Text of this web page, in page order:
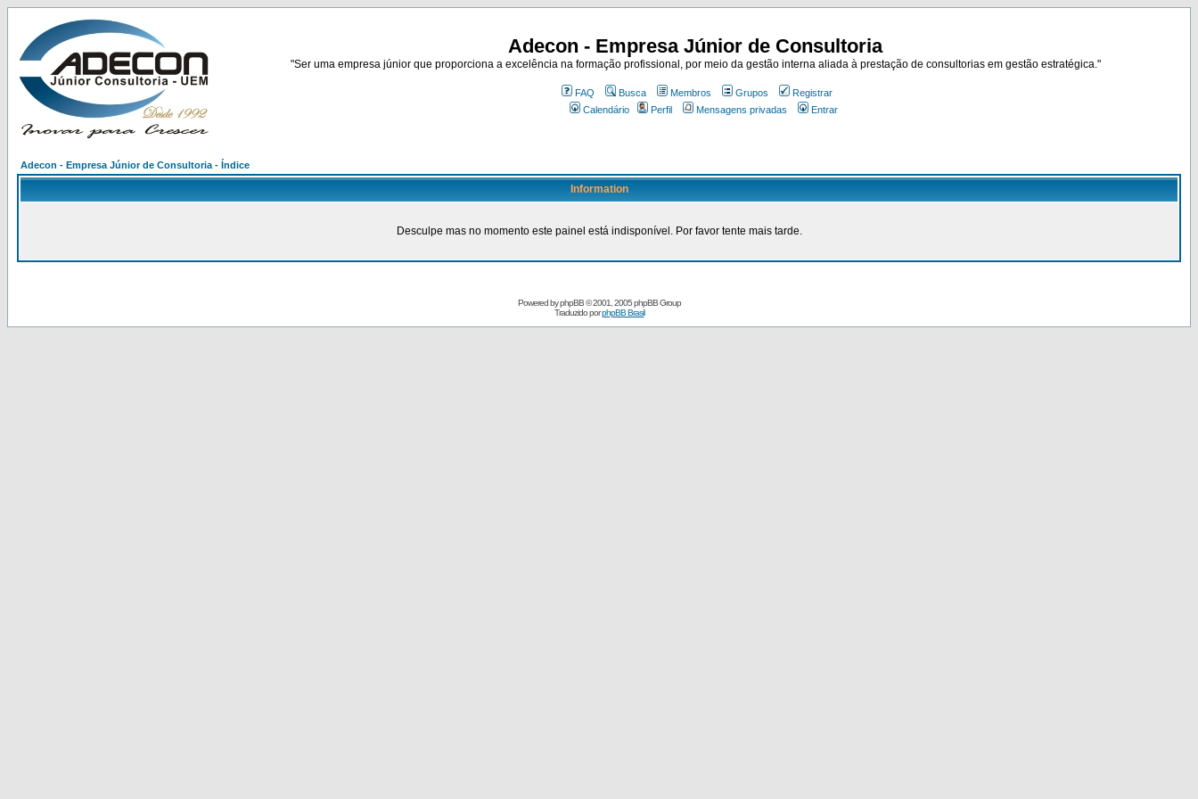
Adecon - Empresa Júnior de Consultoria
"Ser uma empresa júnior que proporciona a excelência na formação profissional, por meio da gestão interna aliada à prestação de consultorias em gestão estratégica."
FAQ Busca Membros Grupos
Registrar
Calendário
Perfil Mensagens privadas Entrar
Adecon - Empresa Júnior de Consultoria - Índice
Information
Desculpe mas no momento este painel está indisponível. Por favor tente mais tarde.
Powered byphpBB© 2001, 2005 phpBB Group
Traduzido porphpBB Brasil